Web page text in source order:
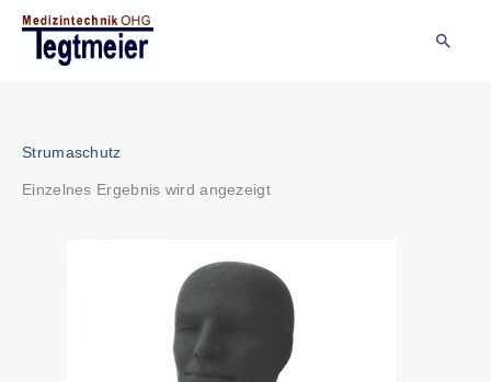
Inhalt
springen
Strumaschutz
Einzelnes Ergebnis wird angezeigt